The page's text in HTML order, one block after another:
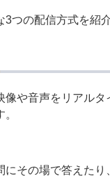
3つの配信方式を紹
像や音声をリアルタ
にその場で答えたり